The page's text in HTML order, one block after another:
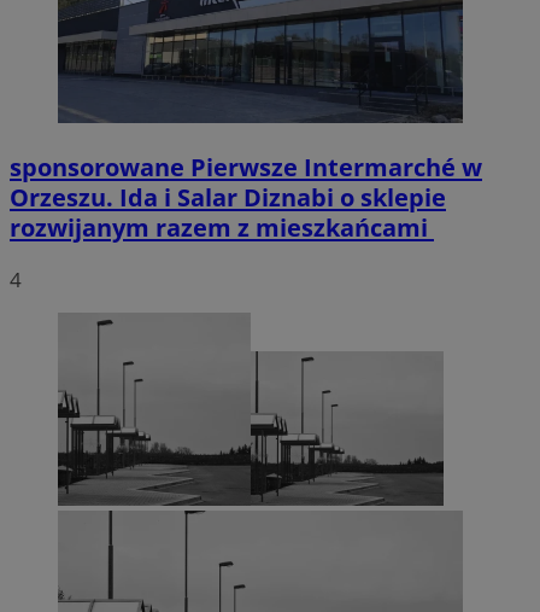
sponsorowane Pierwsze Intermarché w
Orzeszu. Ida i Salar Diznabi o sklepie
rozwijanym razem z mieszkańcami
4